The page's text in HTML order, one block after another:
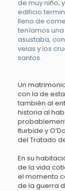
de muy niño,
edificio
lleno de
teníamos
asustaba,
velas y los
santos.
Un
con la de
también al
historia al
Iturbide y
del Tratado
En su
de la vida
el momento
de la guerra